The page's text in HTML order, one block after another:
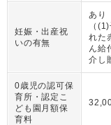
妊娠・出産祝
いの有無
あり
（ (1)
れた
ん給
介し
0歳児の認可保
育所・認定こ
ども園月額保
育料